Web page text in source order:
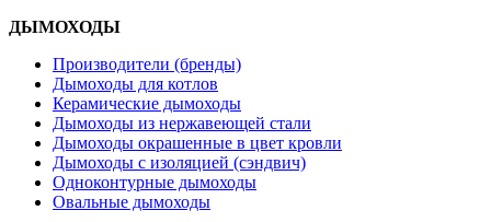
ДЫМОХОДЫ
Производители (бренды)
Дымоходы для котлов
Керамические дымоходы
Дымоходы из нержавеющей стали
Дымоходы окрашенные в цвет кровли
Дымоходы с изоляцией (сэндвич)
Одноконтурные дымоходы
Овальные дымоходы